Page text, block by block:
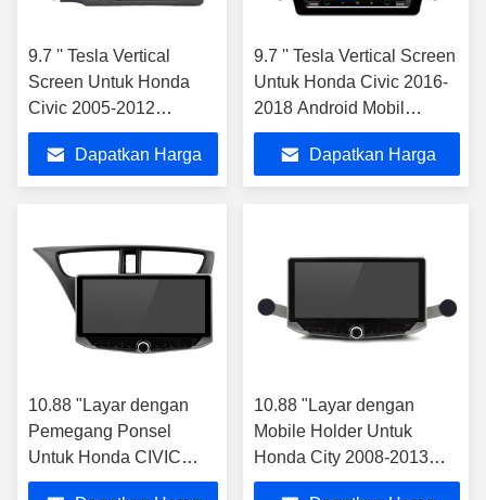
9.7 '' Tesla Vertical
Screen Untuk Honda
Civic 2005-2012
Pengemudi Tangan Kiri
Pemutar Multimedia
Mobil Android
Dapatkan Harga
9.7 '' Tesla Vertical Screen
Untuk Honda Civic 2016-
2018 Android Mobil
Multimedia Player
Dapatkan Harga
10.88 "Layar dengan
Pemegang Ponsel
Untuk Honda CIVIC
Hatchback Amerika
10.88 "Layar dengan
Mobile Holder Untuk
Honda City 2008-2013
Multimedia Stereo